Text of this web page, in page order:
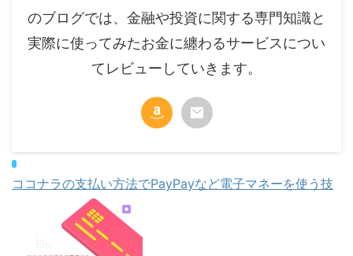
のブログでは、金融や投資に関する専門知識と
実際に使ってみたお金に纏わるサービスについ
てレビューしていきます。
ココナラの支払い方法でPayPayなど電子マネーを使う技